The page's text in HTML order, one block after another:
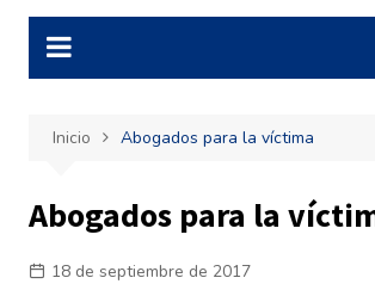
Inicio Abogados para la víctima
Abogados para la
18 de septiembre de 2017